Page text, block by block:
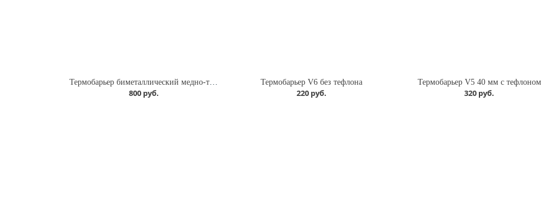
800 руб.
Термобарьер V6 без тефлона
220 руб.
Термобарьер V5 40 мм с тефлоном
320 руб.